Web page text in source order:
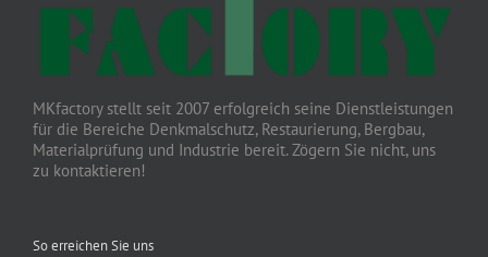
MKfactory stellt seit 2007 erfolgreich seine Dienstleistungen
für die Bereiche Denkmalschutz, Restaurierung, Bergbau,
Materialprüfung und Industrie bereit. Zögern Sie nicht, uns
zu kontaktieren!
So erreichen Sie uns